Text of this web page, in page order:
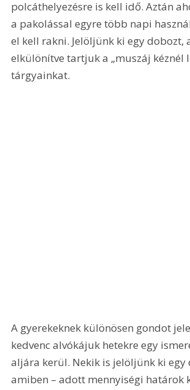
polcáthelyezésre is kell idő. Aztán
a pakolással egyre több napi
el kell rakni. Jelöljünk ki egy dobozt,
elkülönítve tartjuk a „muszáj kéznél
tárgyainkat.
A gyerekeknek különösen gondot
kedvenc alvókájuk hetekre egy
aljára kerül. Nekik is jelöljünk ki egy
amiben – adott mennyiségi határok